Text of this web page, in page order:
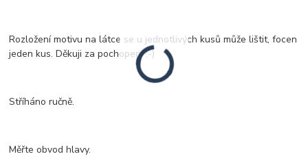
Rozložení motivu na látce se u jednotlivých kusů může lištit, focen
jeden kus. Děkuji za pochopení :-)
Stříháno ručně.
Měřte obvod hlavy.